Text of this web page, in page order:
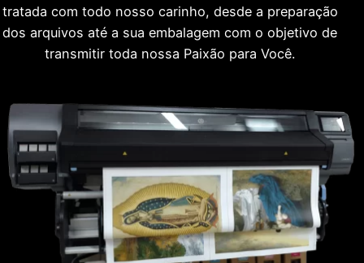
tratada com todo nosso carinho, desde a preparação
dos arquivos até a sua embalagem com o objetivo de
transmitir toda nossa Paixão para Você.